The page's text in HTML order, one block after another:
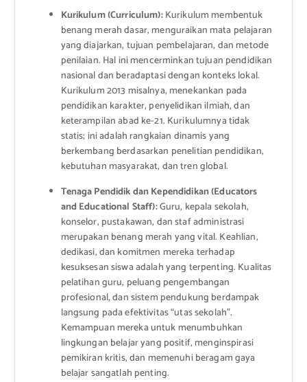
Kurikulum (Curriculum):Kurikulum membentuk
benang merah dasar, menguraikan mata pelajaran
yang diajarkan, tujuan pembelajaran, dan metode
penilaian. Hal ini mencerminkan tujuan pendidikan
nasional dan beradaptasi dengan konteks lokal.
Kurikulum 2013 misalnya, menekankan pada
pendidikan karakter, penyelidikan ilmiah, dan
keterampilan abad ke-21. Kurikulumnya tidak
statis; ini adalah rangkaian dinamis yang
berkembang berdasarkan penelitian pendidikan,
kebutuhan masyarakat, dan tren global.
Tenaga Pendidik dan Kependidikan (Educators
and Educational Staff):Guru, kepala sekolah,
konselor, pustakawan, dan staf administrasi
merupakan benang merah yang vital. Keahlian,
dedikasi, dan komitmen mereka terhadap
kesuksesan siswa adalah yang terpenting. Kualitas
pelatihan guru, peluang pengembangan
profesional, dan sistem pendukung berdampak
langsung pada efektivitas “utas sekolah”.
Kemampuan mereka untuk menumbuhkan
lingkungan belajar yang positif, menginspirasi
pemikiran kritis, dan memenuhi beragam gaya
belajar sangatlah penting.